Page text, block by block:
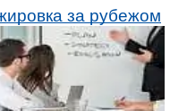
за рубежом